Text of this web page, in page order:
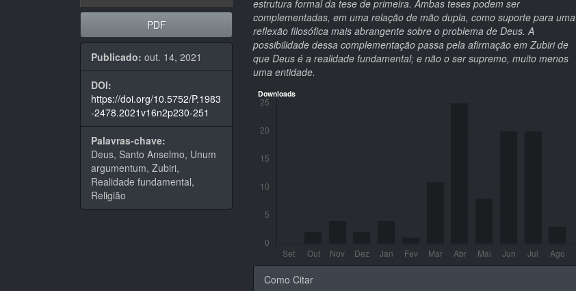
PDF
Publicado: out. 14, 2021
DOI:
https://doi.org/10.5752/P.1983
-2478.2021v16n2p230-251
Palavras-chave:
Deus, Santo Anselmo, Unum
argumentum, Zubiri,
Realidade fundamental,
Religião
estrutura formal da tese de primeira. Ambas teses podem ser
complementadas, em uma relação de mão dupla, como suporte para uma
reflexão filosófica mais abrangente sobre o problema de Deus. A
possibilidade dessa complementação passa pela afirmação em Zubiri de
que Deus é a realidade fundamental; e não o ser supremo, muito menos
uma entidade.
Downloads
Detalhes
Como Citar